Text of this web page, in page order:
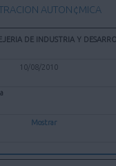
AUTON¢MICA
DE INDUSTRIA Y
10/08/2010
Mostrar